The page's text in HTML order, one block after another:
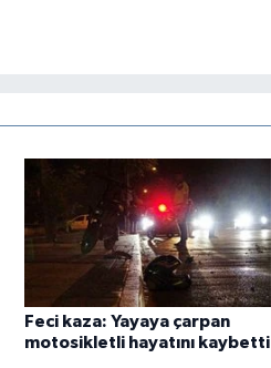
Feci kaza: Yayaya çarpan
motosikletli hayatını kaybetti